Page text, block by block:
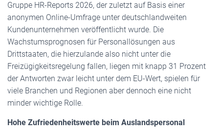
Gruppe HR-Reports 2026, der zuletzt auf Basis einer
anonymen Online-Umfrage unter deutschlandweiten
Kundenunternehmen veröffentlicht wurde. Die
Wachstumsprognosen für Personallösungen aus
Drittstaaten, die hierzulande also nicht unter die
Freizügigkeitsregelung fallen, liegen mit knapp 31 Prozent
der Antworten zwar leicht unter dem EU-Wert, spielen für
viele Branchen und Regionen aber dennoch eine nicht
minder wichtige Rolle.
Hohe Zufriedenheitswerte beim Auslandspersonal